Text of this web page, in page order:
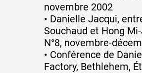
novembre 2002
• Danielle Jacqui,
Souchaud et Hong
N°8, novembre-
• Conférence de
Factory, Bethlehem,